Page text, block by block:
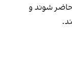
حاضر شوند و